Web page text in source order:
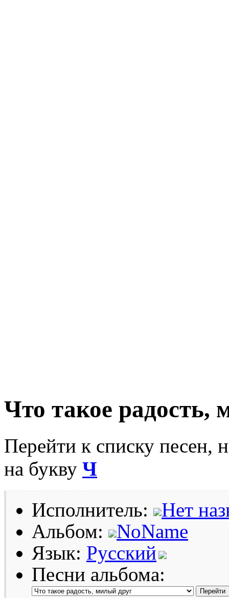
Что такое радость,
Перейти к списку песен,
на букву Ч
Исполнитель:
Нет
Альбом:
NoName
Язык: Русский
Песни альбома: